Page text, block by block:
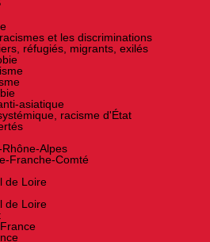
et les discriminations
réfugiés, migrants, exilés
asiatique
racisme d'État
Alpes
Franche-Comté
de Loire
de Loire